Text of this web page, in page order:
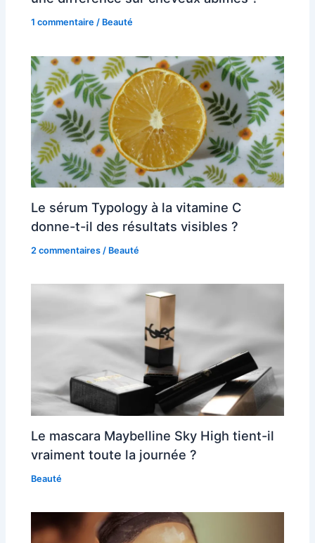
1 commentaire / Beauté
Le sérum Typology à la vitamine C
donne-t-il des résultats visibles ?
2 commentaires / Beauté
Le mascara Maybelline Sky High tient-il
vraiment toute la journée ?
Beauté